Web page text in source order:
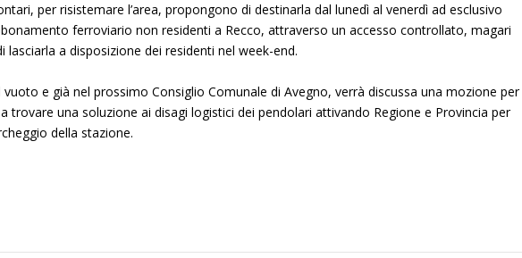
per risistemare l’area, propongono di destinarla dal lunedì al venerdì ad esclusivo
ferroviario non residenti a Recco, attraverso un accesso controllato, magari
lasciarla a disposizione dei residenti nelweek-end.
e già nel prossimo Consiglio Comunale di Avegno, verrà discussa una mozione per
trovare una soluzione ai disagi logistici dei pendolari attivando Regione e Provincia per
della stazione.